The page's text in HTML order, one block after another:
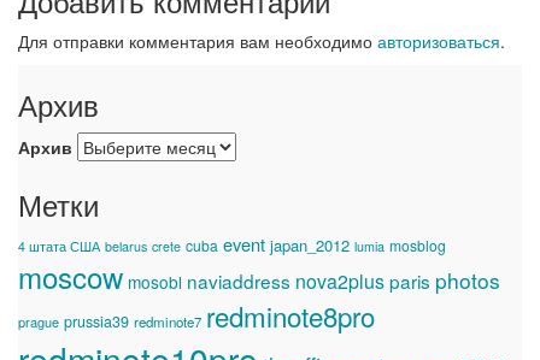
Для отправки комментария вам необходимо авторизоваться.
Архив
Архив
Метки
4 штата США belarus crete cuba event japan_2012 lumia mosblog
moscow mosobl naviaddress nova2plusparis photos
prague prussia39 redminote7 redminote8pro